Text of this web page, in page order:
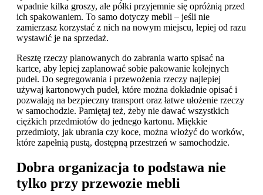
wpadnie kilka groszy, ale półki przyjemnie się opróżnią przed
ich spakowaniem. To samo dotyczy mebli – jeśli nie
zamierzasz korzystać z nich na nowym miejscu, lepiej od razu
wystawić je na sprzedaż.
Resztę rzeczy planowanych do zabrania warto spisać na
kartce, aby lepiej zaplanować sobie pakowanie kolejnych
pudeł. Do segregowania i przewożenia rzeczy najlepiej
używaj kartonowych pudeł, które można dokładnie opisać i
pozwalają na bezpieczny transport oraz łatwe ułożenie rzeczy
w samochodzie. Pamiętaj też, żeby nie dawać wszystkich
ciężkich przedmiotów do jednego kartonu. Miękkie
przedmioty, jak ubrania czy koce, można włożyć do worków,
które zapełnią pustą, dostępną przestrzeń w samochodzie.
Dobra organizacja to podstawa nie
tylko przy przewozie mebli